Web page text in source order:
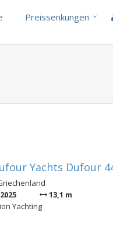
Preissenkungen
Yachts Dufour
2025
13,1 m
Yachting